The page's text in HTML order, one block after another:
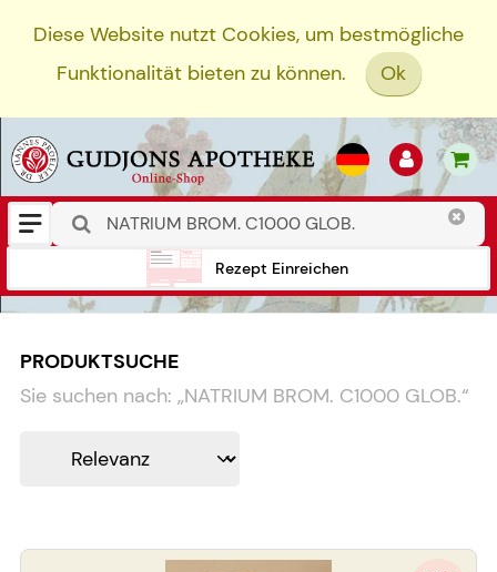
Diese Website nutzt Cookies, um bestmögliche
Funktionalität bieten zu können.
Ok
Rezept Einreichen
PRODUKTSUCHE
Sie suchen nach: „NATRIUM BROM. C1000 GLOB.“